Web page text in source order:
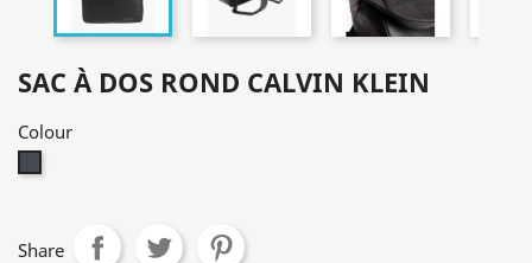
SAC À DOS ROND CALVIN KLEIN
Colour
Share